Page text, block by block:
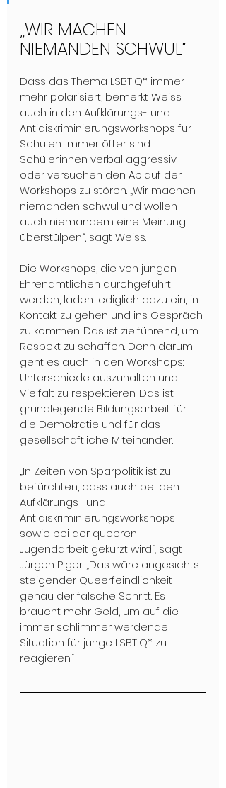
„WIR MACHEN
NIEMANDEN SCHWUL“
Dass das Thema LSBTIQ* immer
mehr polarisiert, bemerkt Weiss
auch in den Aufklärungs- und
Antidiskriminierungsworkshops für
Schulen. Immer öfter sind
Schüler:innen verbal aggressiv
oder versuchen den Ablauf der
Workshops zu stören. „Wir machen
niemanden schwul und wollen
auch niemandem eine Meinung
überstülpen“, sagt Weiss.
Die Workshops, die von jungen
Ehrenamtlichen durchgeführt
werden, laden lediglich dazu ein, in
Kontakt zu gehen und ins Gespräch
zu kommen. Das ist zielführend, um
Respekt zu schaffen. Denn darum
geht es auch in den Workshops:
Unterschiede auszuhalten und
Vielfalt zu respektieren. Das ist
grundlegende Bildungsarbeit für
die Demokratie und für das
gesellschaftliche Miteinander.
„In Zeiten von Sparpolitik ist zu
befürchten, dass auch bei den
Aufklärungs- und
Antidiskriminierungsworkshops
sowie bei der queeren
Jugendarbeit gekürzt wird“, sagt
Jürgen Piger. „Das wäre angesichts
steigender Queerfeindlichkeit
genau der falsche Schritt. Es
braucht mehr Geld, um auf die
immer schlimmer werdende
Situation für junge LSBTIQ* zu
reagieren.“